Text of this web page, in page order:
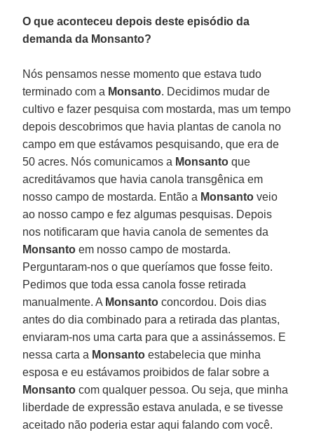
O que aconteceu depois deste episódio da
demanda da Monsanto?
Nós pensamos nesse momento que estava tudo
terminado com a Monsanto. Decidimos mudar de
cultivo e fazer pesquisa com mostarda, mas um tempo
depois descobrimos que havia plantas de canola no
campo em que estávamos pesquisando, que era de
50 acres. Nós comunicamos a Monsantoque
acreditávamos que havia canola transgênica em
nosso campo de mostarda. Então a Monsantoveio
ao nosso campo e fez algumas pesquisas. Depois
nos notificaram que havia canola de sementes da
Monsantoem nosso campo de mostarda.
Perguntaram-nos o que queríamos que fosse feito.
Pedimos que toda essa canola fosse retirada
manualmente. A Monsantoconcordou. Dois dias
antes do dia combinado para a retirada das plantas,
enviaram-nos uma carta para que a assinássemos. E
nessa carta a Monsantoestabelecia que minha
esposa e eu estávamos proibidos de falar sobre a
Monsantocom qualquer pessoa. Ou seja, que minha
liberdade de expressão estava anulada, e se tivesse
aceitado não poderia estar aqui falando com você.